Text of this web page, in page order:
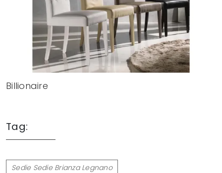
Billionaire
Tag:
Sedie Sedie Brianza Legnano